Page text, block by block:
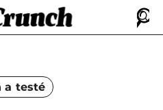
a testé